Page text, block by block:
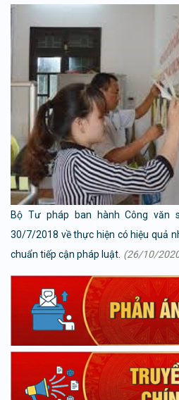
Bộ Tư pháp ban hành Công văn
30/7/2018 về thực hiện có hiệu quả
chuẩn tiếp cận pháp luật. (26/10/